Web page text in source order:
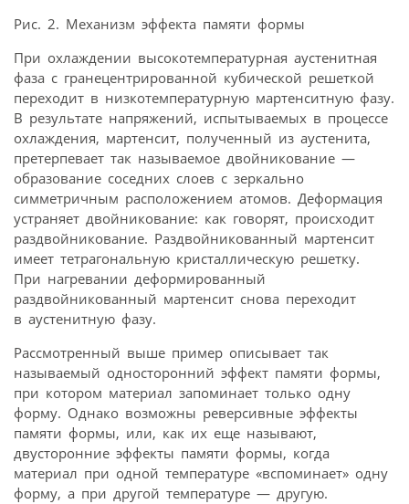
Рис. 2. Механизм эффекта памяти формы
При охлаждении высокотемпературная аустенитная
фаза с гранецентрированной кубической решеткой
переходит в низкотемпературную мартенситную фазу.
В результате напряжений, испытываемых в процессе
охлаждения, мартенсит, полученный из аустенита,
претерпевает так называемое двойникование —
образование соседних слоев с зеркально
симметричным расположением атомов. Деформация
устраняет двойникование: как говорят, происходит
раздвойникование. Раздвойникованный мартенсит
имеет тетрагональную кристаллическую решетку.
При нагревании деформированный
раздвойникованный мартенсит снова переходит
в аустенитную фазу.
Рассмотренный выше пример описывает так
называемый односторонний эффект памяти формы,
при котором материал запоминает только одну
форму. Однако возможны реверсивные эффекты
памяти формы, или, как их еще называют,
двусторонние эффекты памяти формы, когда
материал при одной температуре «вспоминает» одну
форму, а при другой температуре — другую.